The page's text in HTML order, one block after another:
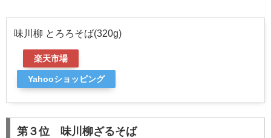
味川柳 とろろそば(320g)
楽天市場
Yahooショッピング
第３位 味川柳ざるそば